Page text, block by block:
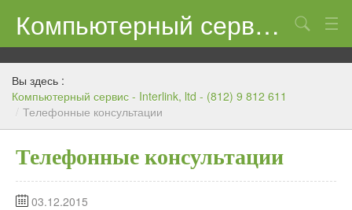
Компьютерный сервис — Interlink, ltd — (812) 9 812 611
КОНТАКТЫ
Вы здесь :
Компьютерный сервис - Interlink, ltd - (812) 9 812 611
/ Телефонные консультации
Телефонные консультации
03.12.2015